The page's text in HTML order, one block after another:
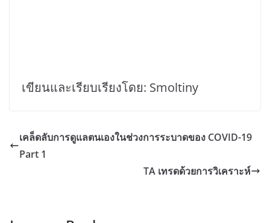
เขียนและเรียบเรียงโดย: Smoltiny
เคล็ดลับการดูแลตนเองในช่วงการระบาดของ COVID-19
Part 1
TA เทรดด้วยการวิเคราะห์